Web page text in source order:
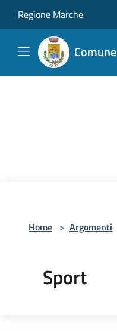
Regione Marche
Home > Argomenti
Sport